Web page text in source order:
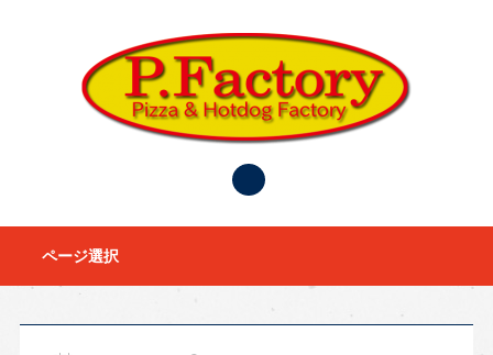
Main menu
ページ選択